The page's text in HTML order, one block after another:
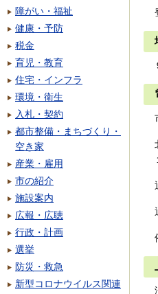
障がい・福祉
健康・予防
税金
育児・教育
住宅・インフラ
環境・衛生
入札・契約
都市整備・まちづくり・
空き家
産業・雇用
市の紹介
施設案内
広報・広聴
行政・計画
選挙
防災・救急
新型コロナウイルス関連